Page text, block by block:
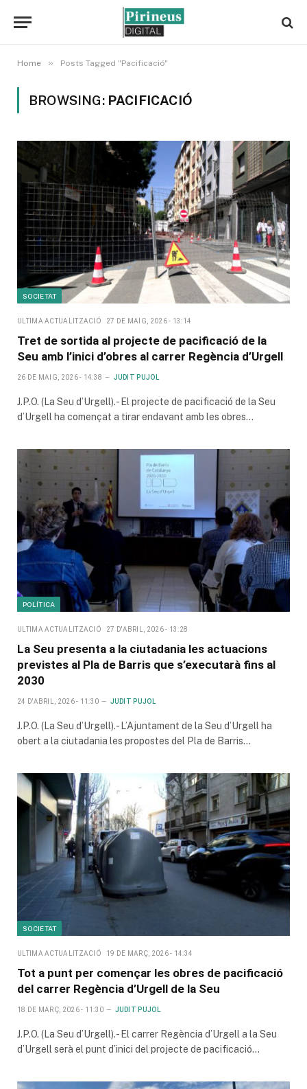
Home » Posts Tagged "Pacificació"
BROWSING: PACIFICACIÓ
SOCIETAT
ULTIMA ACTUALITZACIÓ 27 DE MAIG, 2026 - 13:14
Tret de sortida al projecte de pacificació de la
Seu amb l’inici d’obres al carrer Regència d’Urgell
26 DE MAIG, 2026 - 14:38 JUDIT PUJOL
J.P.O. (La Seu d’Urgell).- El projecte de pacificació de la Seu
d’Urgell ha començat a tirar endavant amb les obres…
POLÍTICA
ULTIMA ACTUALITZACIÓ 27 D'ABRIL, 2026 - 13:28
La Seu presenta a la ciutadania les actuacions
previstes al Pla de Barris que s’executarà fins al
2030
24 D'ABRIL, 2026 - 11:30 JUDIT PUJOL
J.P.O. (La Seu d’Urgell).- L’Ajuntament de la Seu d’Urgell ha
obert a la ciutadania les propostes del Pla de Barris…
SOCIETAT
ULTIMA ACTUALITZACIÓ 19 DE MARÇ, 2026 - 14:34
Tot a punt per començar les obres de pacificació
del carrer Regència d’Urgell de la Seu
18 DE MARÇ, 2026 - 11:30 JUDIT PUJOL
J.P.O. (La Seu d’Urgell).- El carrer Regència d’Urgell a la Seu
d’Urgell serà el punt d’inici del projecte de pacificació…